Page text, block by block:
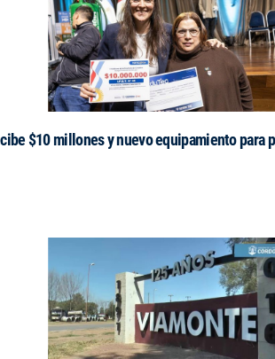
$10 millones y nuevo equipamiento para